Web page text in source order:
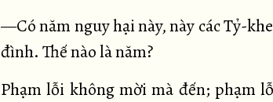
—Có năm nguy hại này, này các Tỷ-
đình. Thế nào là năm?
Phạm lỗi không mời mà đến; phạm